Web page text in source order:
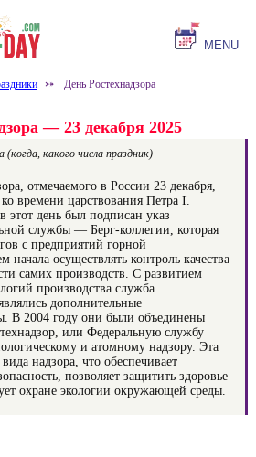
MENU
⤐ День Ростехнадзора
— 23 декабря 2025
какого числа праздник)
отмечаемого в России 23 декабря,
времени царствования Петра I.
день был подписан указ
службы — Берг-коллегии, которая
с предприятий горной
осуществлять контроль качества
самих производств. С развитием
производства служба
дополнительные
В 2004 году они были объединены
или Федеральную службу
и атомному надзору. Эта
надзора, что обеспечивает
позволяет защитить здоровье
охране экологии окружающей среды.